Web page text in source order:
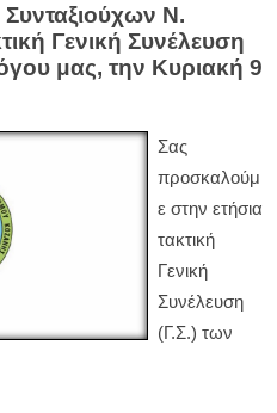
Ν.
Γενική Συνέλευση
μας, την Κυριακή 9
Σας
προσκαλούμ
ε στην ετήσια
τακτική
Γενική
Συνέλευση
(Γ.Σ.) των